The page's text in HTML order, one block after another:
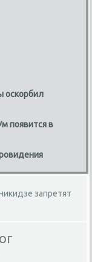
оскорбил
появится в
запретят